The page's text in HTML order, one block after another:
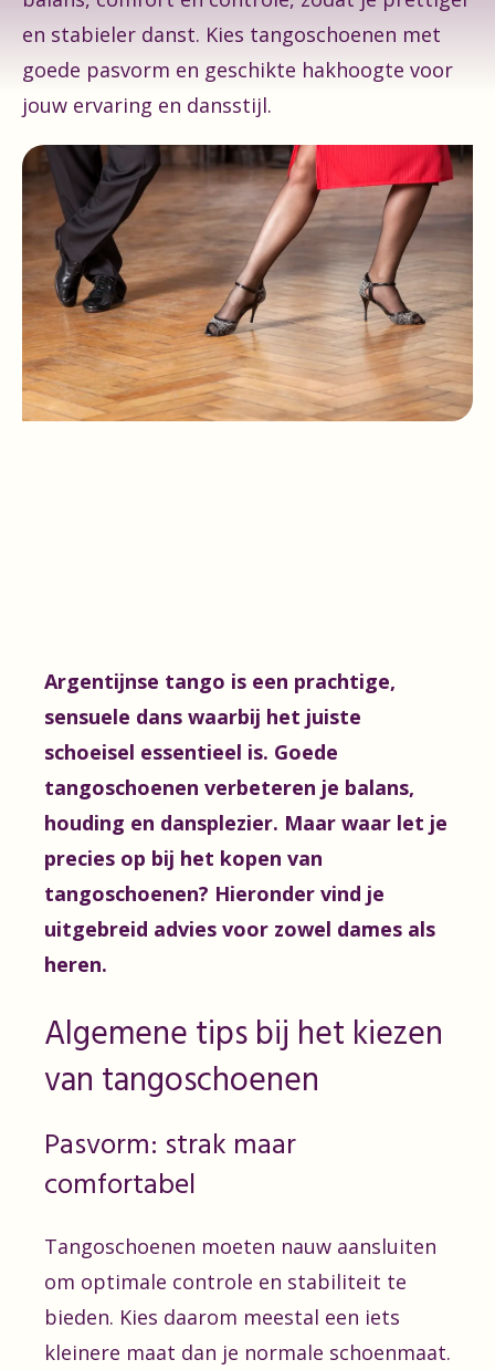
en stabieler danst. Kies tangoschoenen met
goede pasvorm en geschikte hakhoogte voor
jouw ervaring en dansstijl.
Argentijnse tango is een prachtige,
sensuele dans waarbij het juiste
schoeisel essentieel is. Goede
tangoschoenen verbeteren je balans,
houding en dansplezier. Maar waar let je
precies op bij het kopen van
tangoschoenen? Hieronder vind je
uitgebreid advies voor zowel dames als
heren.
Algemene tips bij het kiezen
van tangoschoenen
Pasvorm: strak maar
comfortabel
Tangoschoenen moeten nauw aansluiten
om optimale controle en stabiliteit te
bieden. Kies daarom meestal een iets
kleinere maat dan je normale schoenmaat.